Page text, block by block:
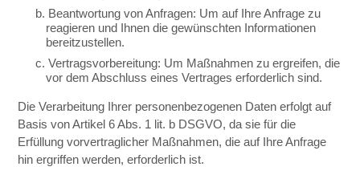
b. Beantwortung von Anfragen: Um auf Ihre Anfrage zu
reagieren und Ihnen die gewünschten Informationen
bereitzustellen.
c. Vertragsvorbereitung: Um Maßnahmen zu ergreifen, die
vor dem Abschluss eines Vertrages erforderlich sind.
Die Verarbeitung Ihrer personenbezogenen Daten erfolgt auf
Basis von Artikel 6 Abs. 1 lit. b DSGVO, da sie für die
Erfüllung vorvertraglicher Maßnahmen, die auf Ihre Anfrage
hin ergriffen werden, erforderlich ist.